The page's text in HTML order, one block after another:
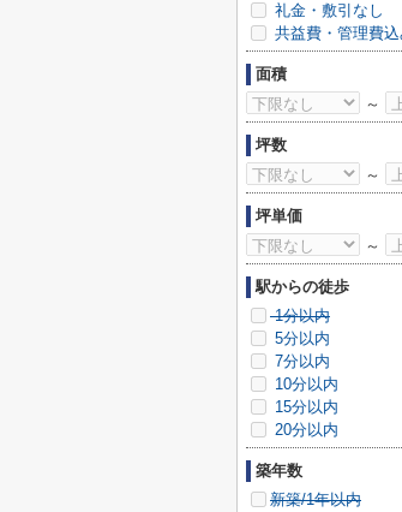
礼金・敷引なし
共益費・管理費
面積
～
坪数
～
坪単価
～
駅からの徒歩
1分以内
5分以内
7分以内
10分以内
15分以内
20分以内
築年数
新築/1年以内